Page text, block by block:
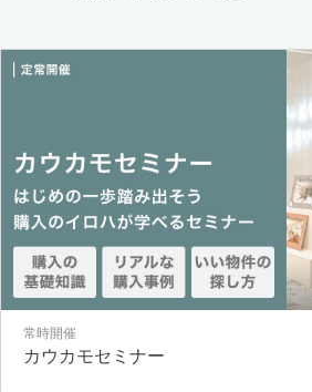
常時開催
カウカモセミナー